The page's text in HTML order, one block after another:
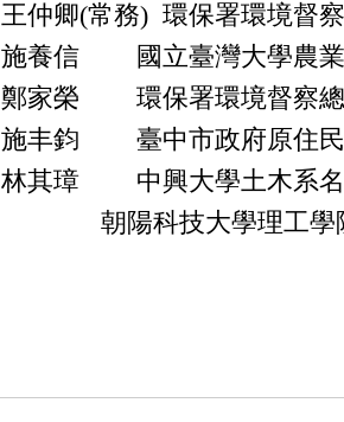
王仲卿(常務) 環保署環境督
施養信
國立臺灣大學農
鄭家榮
環保署環境督察
施丰鈞
臺中市政府原住
林其璋
中興大學土木系
朝陽科技大學理工學院